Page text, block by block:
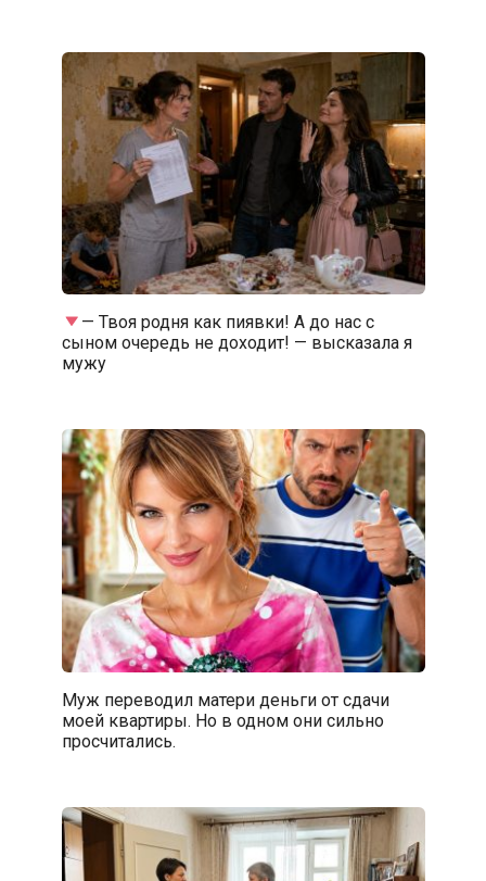
— Твоя родня как пиявки! А до нас с
сыном очередь не доходит! — высказала я
мужу
Муж переводил матери деньги от сдачи
моей квартиры. Но в одном они сильно
просчитались.